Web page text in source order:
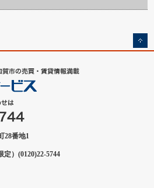
28番地1
）(0120)22-5744